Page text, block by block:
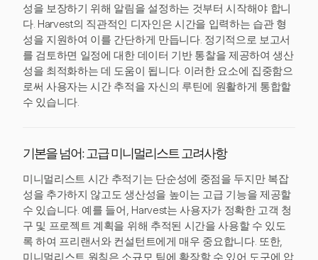
성을 보장하기 위해 알림을 설정하는 것부터 시작해야 합니
다. Harvest의 직관적인 디자인은 시간을 입력하는 습관 형
성을 지원하여 이를 간단하게 만듭니다. 정기적으로 보고서
를 검토하면 일정에 대한 데이터 기반 통찰을 제공하여 생산
성을 최적화하는 데 도움이 됩니다. 이러한 요소에 집중함으
로써 사용자는 시간 추적을 자신의 루틴에 원활하게 통합할
수 있습니다.
기본을 넘어: 고급 미니멀리스트 고려사항
미니멀리스트 시간 추적기는 단순성에 중점을 두지만 복잡
성을 추가하지 않고도 생산성을 높이는 고급 기능을 제공할
수 있습니다. 예를 들어, Harvest는 사용자가 정확한 고객 청
구 및 프로젝트 계획을 위해 추적된 시간을 사용할 수 있도
록 하여 프리랜서와 컨설턴트에게 매우 중요합니다. 또한,
미니멀리스트 원칙은 소규모 팀에 확장할 수 있어 도구에 압